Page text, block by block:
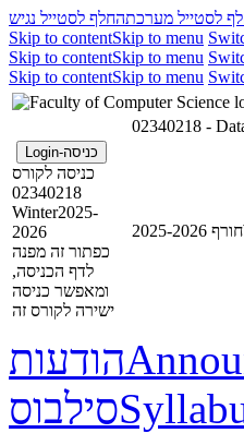
לסטייל מערכתהחלף לסטייל נגיש
Skip to contentSkip to menu
Skip to contentSkip to menu
Skip to contentSkip to menu
כניסה-Login
כניסה לקורס
02340218
Winter2025-
2026
כפתור זה מפנה
לדף הכניסה,
ומאפשר כניסה
ישירה לקורס זה
חורף 2025-2026
הודעות
סילבוס